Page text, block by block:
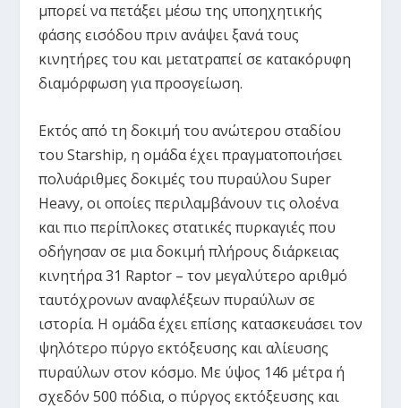
μπορεί να πετάξει μέσω της υποηχητικής
φάσης εισόδου πριν ανάψει ξανά τους
κινητήρες του και μετατραπεί σε κατακόρυφη
διαμόρφωση για προσγείωση.
Εκτός από τη δοκιμή του ανώτερου σταδίου
του Starship, η ομάδα έχει πραγματοποιήσει
πολυάριθμες δοκιμές του πυραύλου Super
Heavy, οι οποίες περιλαμβάνουν τις ολοένα
και πιο περίπλοκες στατικές πυρκαγιές που
οδήγησαν σε μια δοκιμή πλήρους διάρκειας
κινητήρα 31 Raptor – τον μεγαλύτερο αριθμό
ταυτόχρονων αναφλέξεων πυραύλων σε
ιστορία. Η ομάδα έχει επίσης κατασκευάσει τον
ψηλότερο πύργο εκτόξευσης και αλίευσης
πυραύλων στον κόσμο. Με ύψος 146 μέτρα ή
σχεδόν 500 πόδια, ο πύργος εκτόξευσης και